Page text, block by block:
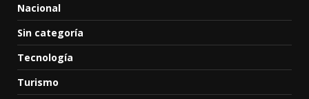
Nacional
Sin categoría
Tecnología
Turismo